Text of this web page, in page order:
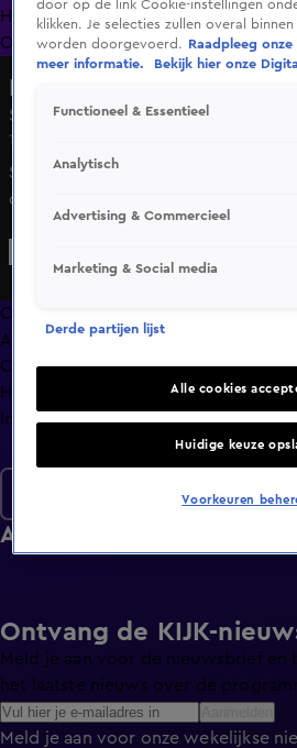
HomeUitzending Gemist
OranjezomerLivestreamsShop
Seizoen 7, aflevering 109
13 feb 2025, 18:52
Sam en Danoe maken allebei een
durft nog niet helemaal uit zijn
Larissa zeker niet onberoerd.
Overzicht
Afleveringen
Clips
Hoe is het nu met?
Info
Afleveringen
Ontvang de KIJK-
Meld je aan voor de nieuwsbrief
het laatste nieuws over de
Meld je aan voor onze wekelijkse
door op de link Cookie-instellingen
klikken. Je selecties zullen overal
worden doorgevoerd.
Raadpleeg
meer informatie.
Bekijk hier onze
Functioneel & Essentieel
Analytisch
Advertising & Commercieel
Marketing & Social media
Derde partijen lijst
Alle cookies
Huidige keuze
Voorkeuren